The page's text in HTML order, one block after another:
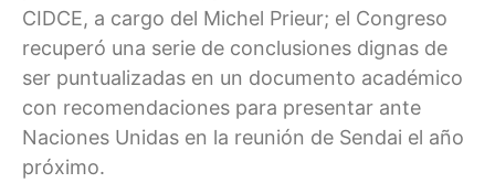
CIDCE, a cargo del Michel Prieur; el Congreso
recuperó una serie de conclusiones dignas de
ser puntualizadas en un documento académico
con recomendaciones para presentar ante
Naciones Unidas en la reunión de Sendai el año
próximo.